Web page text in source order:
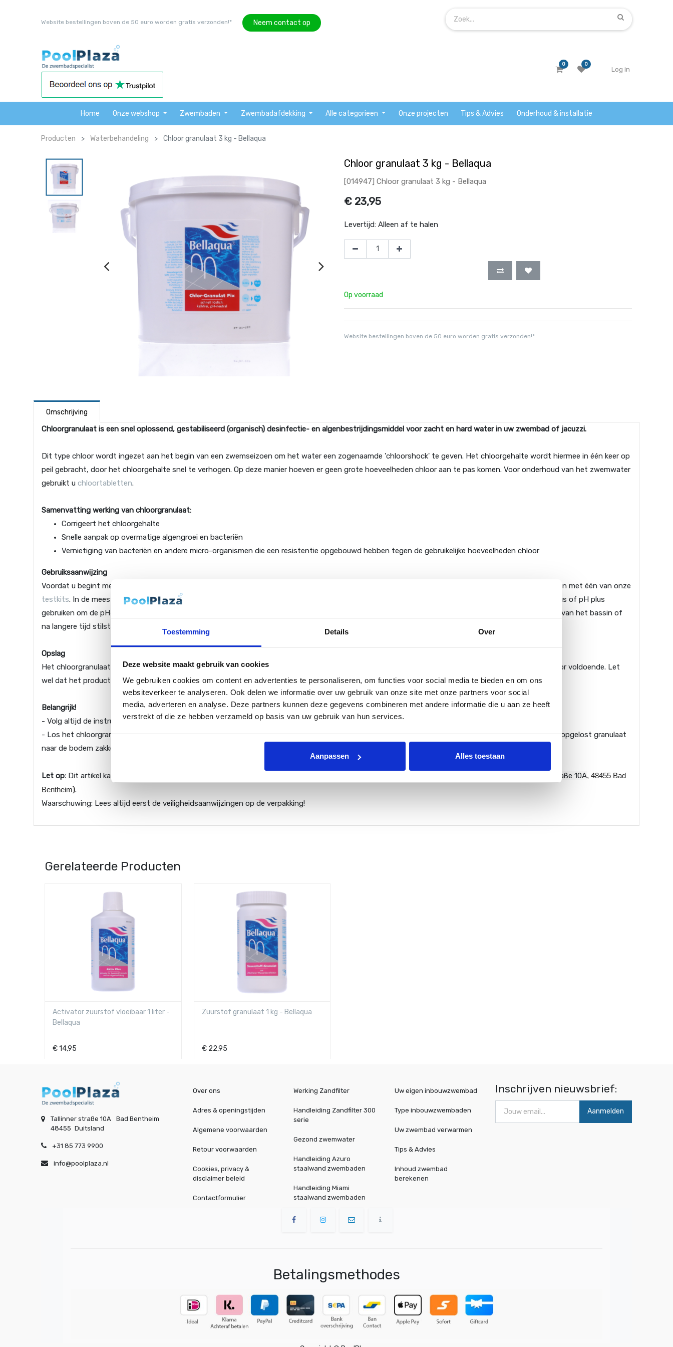
Toestemming Details Over
Deze website maakt gebruik van cookies
We gebruiken cookies om content en advertenties te personaliseren, om functies voor social media te bieden en om ons
websiteverkeer te analyseren. Ook delen we informatie over uw gebruik van onze site met onze partners voor social
media, adverteren en analyse. Deze partners kunnen deze gegevens combineren met andere informatie die u aan ze heeft
verstrekt of die ze hebben verzameld op basis van uw gebruik van hun services.
Aanpassen Alles toestaan
Website bestellingen boven de 50 euro worden gratis verzonden!* Neem contact op
0 0
Log in
Home Onze webshop Zwembaden Zwembadafdekking Alle categorieen Onze projecten Tips & Advies Onderhoud & installatie
Producten Waterbehandeling Chloor granulaat 3 kg - Bellaqua
Chloor granulaat 3 kg - Bellaqua
[014947] Chloor granulaat 3 kg - Bellaqua
€ 23,95
Levertijd: Alleen af te halen
Op voorraad
Website bestellingen boven de 50 euro worden gratis verzonden!*
Omschrijving
Chloorgranulaat is een snel oplossend, gestabiliseerd (organisch) desinfectie- en algenbestrijdingsmiddel voor zacht en hard water in uw zwembad of jacuzzi.
Dit type chloor wordt ingezet aan het begin van een zwemseizoen om het water een zogenaamde 'chloorshock' te geven. Het chloorgehalte wordt hiermee in één keer op
peil gebracht, door het chloorgehalte snel te verhogen. Op deze manier hoeven er geen grote hoeveelheden chloor aan te pas komen. Voor onderhoud van het zwemwater
gebruikt uchloortabletten.
Samenvatting werking van chloorgranulaat:
Corrigeert het chloorgehalte
Snelle aanpak op overmatige algengroei en bacteriën
Vernietiging van bacteriën en andere micro-organismen die een resistentie opgebouwd hebben tegen de gebruikelijke hoeveelheden chloor
Gebruiksaanwijzing
Voordat u begint met chloor toevoegen aan het water is het van belang om de pH-waarde van het water tussen 7.0 en 7.4 te hebben. Dit kunt u testen met één van onze
testkits. In de meeste gevallen zal het kraanwater dat u gebruikt om uw bad te vullen een pH-waarde hebben van rond 7.8. Indien nodig kunt u pH minus of pH plus
gebruiken om de pH-waarde op peil te krijgen. Als de pH-waarde goed is, kunt u beginnen met het toevoegen van het chloorgranulaat. Na het bijvullen van het bassin of
na langere tijd stilstand (vakantie) gebruikt u granulaat naar instructies van verpakking.
Opslag
Het chloorgranulaat is meerdere jaren te conserveren, indien het luchtdicht en vorstvrij wordt opgeborgen. Het goed afsluiten van de emmer is hiervoor voldoende. Let
wel dat het product in de winter niet aan vorst wordt blootgesteld. Hierdoor zal het granulaat zijn werking verliezen.
Belangrijk!
- Volg altijd de instructies op de verpakking, wijk hier nooit van af!
- Los het chloorgranulaat altijd op in een emmer of gieter! Wanneer het granulaat rechtstreeks in het water wordt gemengd, zullen er kleine stukjes onopgelost granulaat
naar de bodem zakken. Dit heeft witte 'bleekvlekken' op de bodem tot gevolg.
Let op: Dit artikel kan niet besteld en/of verzonden worden i.v.m. Nederlandse wetgeving! Afhalen is mogelijk in ons magazijn in Gildehaus ( Tallinner straße 10A, 48455 Bad
Bentheim).
Waarschuwing: Lees altijd eerst de veiligheidsaanwijzingen op de verpakking!
Gerelateerde Producten
Activator zuurstof vloeibaar 1 liter -
Bellaqua
€14,95
Zuurstof granulaat 1 kg - Bellaqua
€ 22,95
Tallinner straße 10A
Bad Bentheim
48455 Duitsland
+31 85 773 9900
info@poolplaza.nl
Over ons
Adres & openingstijden
Algemene voorwaarden
Retour voorwaarden
Cookies, privacy &
disclaimer beleid
Contactformulier
Werking Zandfilter
Handleiding Zandfilter 300
serie
Gezond zwemwater
Handleiding Azuro
staalwand zwembaden
Handleiding Miami
staalwand zwembaden
Uw eigen inbouwzwembad
Type inbouwzwembaden
Uw zwembad verwarmen
Tips & Advies
Inhoud zwembad
berekenen
Inschrijven nieuwsbrief:
Aanmelden
Betalingsmethodes